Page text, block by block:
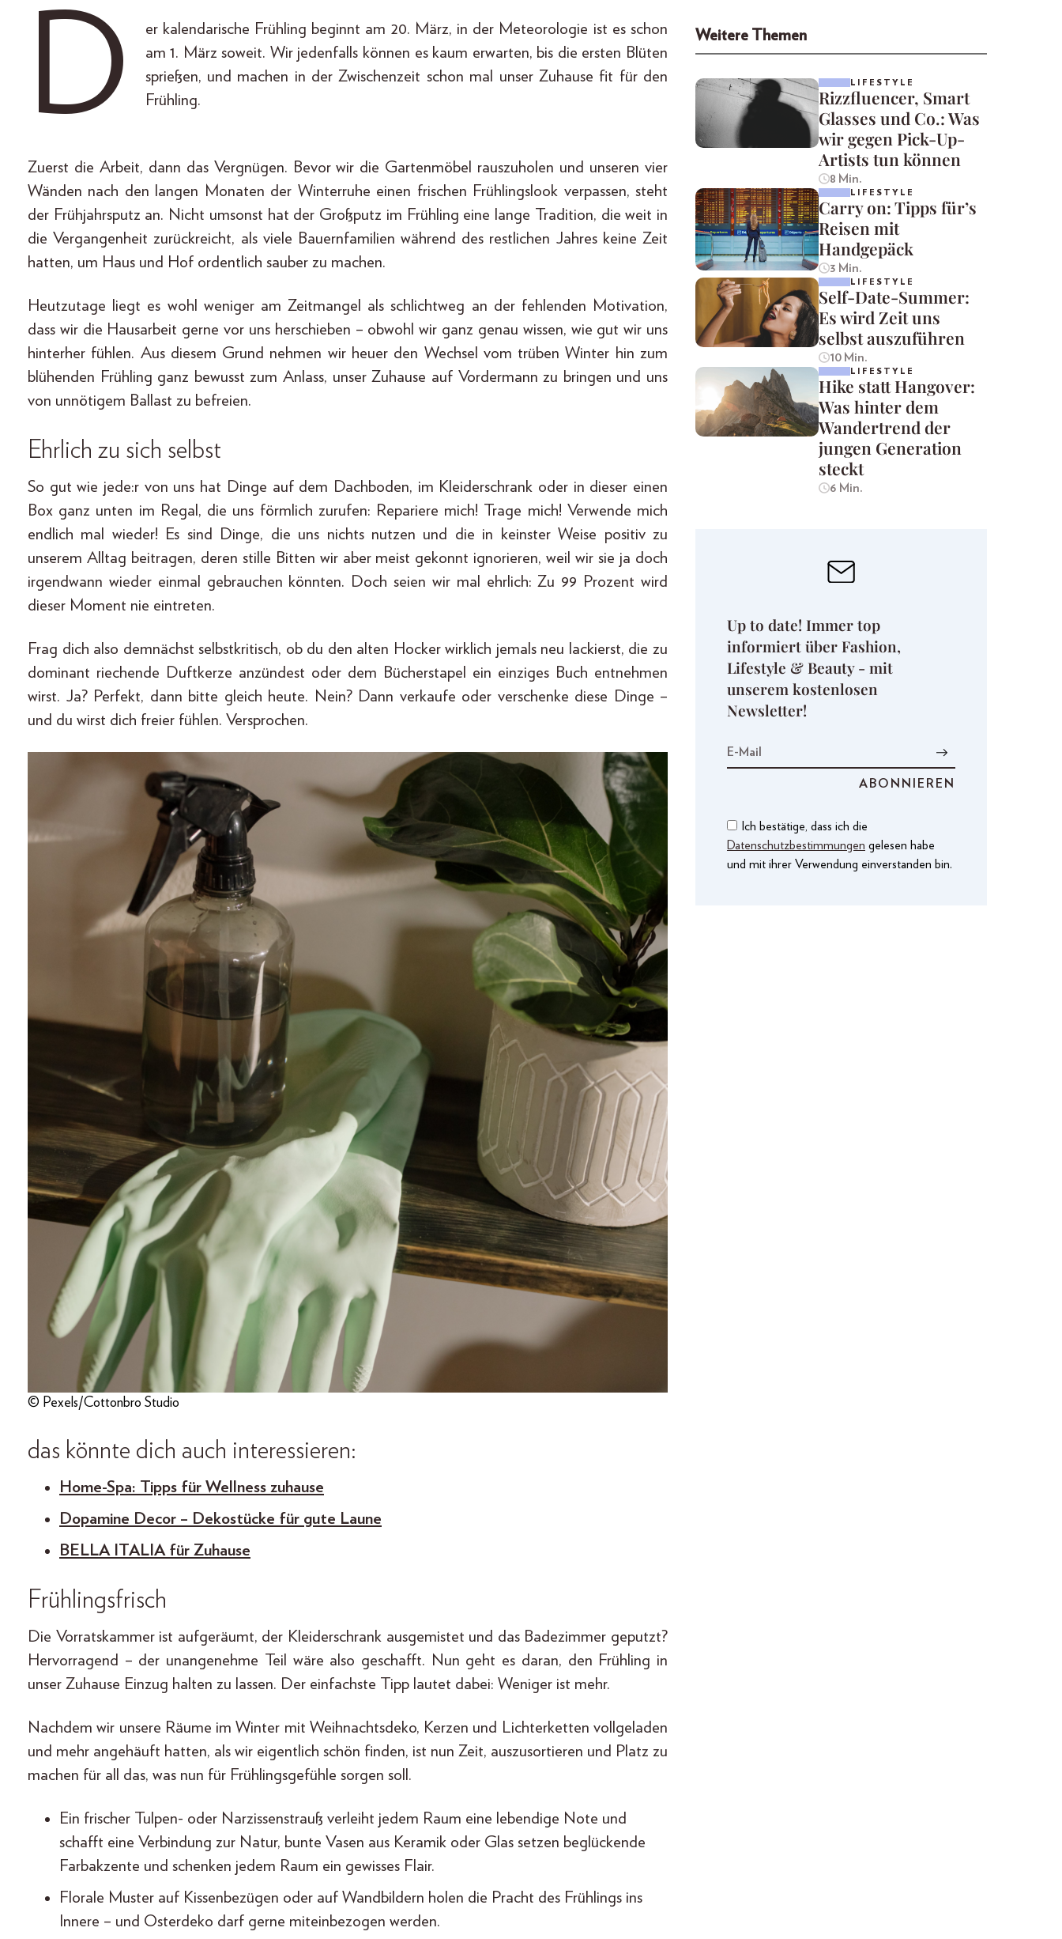
D
er kalendarische Frühling beginnt am 20. März, in der Meteorologie ist es schon
am 1. März soweit. Wir jedenfalls können es kaum erwarten, bis die ersten Blüten
sprießen, und machen in der Zwischenzeit schon mal unser Zuhause fit für den
Frühling.
Zuerst die Arbeit, dann das Vergnügen. Bevor wir die Gartenmöbel rauszuholen und unseren vier
Wänden nach den langen Monaten der Winterruhe einen frischen Frühlingslook verpassen, steht
der Frühjahrsputz an. Nicht umsonst hat der Großputz im Frühling eine lange Tradition, die weit in
die Vergangenheit zurückreicht, als viele Bauernfamilien während des restlichen Jahres keine Zeit
hatten, um Haus und Hof ordentlich sauber zu machen.
Heutzutage liegt es wohl weniger am Zeitmangel als schlichtweg an der fehlenden Motivation,
dass wir die Hausarbeit gerne vor uns herschieben – obwohl wir ganz genau wissen, wie gut wir uns
hinterher fühlen. Aus diesem Grund nehmen wir heuer den Wechsel vom trüben Winter hin zum
blühenden Frühling ganz bewusst zum Anlass, unser Zuhause auf Vordermann zu bringen und uns
von unnötigem Ballast zu befreien.
Ehrlich zu sich selbst
So gut wie jede:r von uns hat Dinge auf dem Dachboden, im Kleiderschrank oder in dieser einen
Box ganz unten im Regal, die uns förmlich zurufen: Repariere mich! Trage mich! Verwende mich
endlich mal wieder! Es sind Dinge, die uns nichts nutzen und die in keinster Weise positiv zu
unserem Alltag beitragen, deren stille Bitten wir aber meist gekonnt ignorieren, weil wir sie ja doch
irgendwann wieder einmal gebrauchen könnten. Doch seien wir mal ehrlich: Zu 99 Prozent wird
dieser Moment nie eintreten.
Frag dich also demnächst selbstkritisch, ob du den alten Hocker wirklich jemals neu lackierst, die zu
dominant riechende Duftkerze anzündest oder dem Bücherstapel ein einziges Buch entnehmen
wirst. Ja? Perfekt, dann bitte gleich heute. Nein? Dann verkaufe oder verschenke diese Dinge –
und du wirst dich freier fühlen. Versprochen.
© Pexels/Cottonbro Studio
das könnte dich auch interessieren:
Home-Spa: Tipps für Wellness zuhause
Dopamine Decor – Dekostücke für gute Laune
BELLA ITALIA für Zuhause
Frühlingsfrisch
Die Vorratskammer ist aufgeräumt, der Kleiderschrank ausgemistet und das Badezimmer geputzt?
Hervorragend – der unangenehme Teil wäre also geschafft. Nun geht es daran, den Frühling in
unser Zuhause Einzug halten zu lassen. Der einfachste Tipp lautet dabei: Weniger ist mehr.
Nachdem wir unsere Räume im Winter mit Weihnachtsdeko, Kerzen und Lichterketten vollgeladen
und mehr angehäuft hatten, als wir eigentlich schön finden, ist nun Zeit, auszusortieren und Platz zu
machen für all das, was nun für Frühlingsgefühle sorgen soll.
Ein frischer Tulpen- oder Narzissenstrauß verleiht jedem Raum eine lebendige Note und
schafft eine Verbindung zur Natur, bunte Vasen aus Keramik oder Glas setzen beglückende
Farbakzente und schenken jedem Raum ein gewisses Flair.
Florale Muster auf Kissenbezügen oder auf Wandbildern holen die Pracht des Frühlings ins
Innere – und Osterdeko darf gerne miteinbezogen werden.
Weitere Themen
LIFESTYLE
Rizzfluencer, Smart
Glasses und Co.: Was
wir gegen Pick-Up-
Artists tun können
8 Min.
LIFESTYLE
Carry on: Tipps für’s
Reisen mit
Handgepäck
3 Min.
LIFESTYLE
Self-Date-Summer:
Es wird Zeit uns
selbst auszuführen
10 Min.
LIFESTYLE
Hike statt Hangover:
Was hinter dem
Wandertrend der
jungen Generation
steckt
6 Min.
Up to date! Immer top
informiert über Fashion,
Lifestyle & Beauty - mit
unserem kostenlosen
Newsletter!
Ich bestätige, dass ich die
Datenschutzbestimmungen gelesen habe
und mit ihrer Verwendung einverstanden bin.